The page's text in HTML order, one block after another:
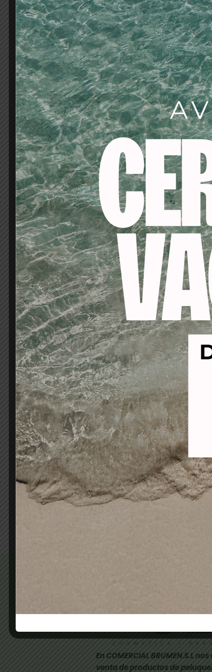
Mayor rentabilidad
Fórmula vegana
Cobertura del
Colores de larga
Fórmula sin PPD,
Protección de la
Acondiciona el
Hidrata la fibra
Aporta brillo multi-
-20%
PERMANENTE GLAMOUR 1
80ml-cabello normal
SCHWARZKOPF
12,00€ 9,60€
Añadir al carrito
-66%
En COMERCIAL BRUMEN.S.L
venta de productos de